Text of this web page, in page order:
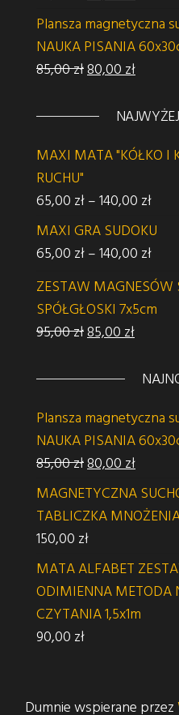
Plansza magnetyczna
NAUKA PISANIA
85,00złPierwotna
80,00 zł
MAXI MATA "KÓŁKO I
RUCHU"
65,00 zł–140,00 zł
MAXI GRA SUDOKU
65,00 zł–140,00 zł
ZESTAW MAGNESÓW
SPÓŁGŁOSKI 7x5cm
95,00złPierwotna
85,00 zł
Plansza magnetyczna
NAUKA PISANIA
85,00złPierwotna
80,00 zł
MAGNETYCZNA
TABLICZKA
150,00 zł
MATA ALFABET
ODIMIENNA METODA
CZYTANIA 1,5x1m
90,00 zł
Dumnie wspierane przez